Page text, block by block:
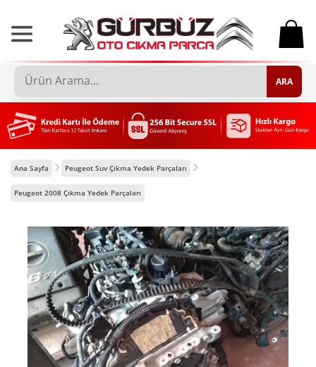
0
ARA
Ana Sayfa Peugeot Suv Çıkma Yedek Parçaları
Peugeot 2008 Çıkma Yedek Parçaları